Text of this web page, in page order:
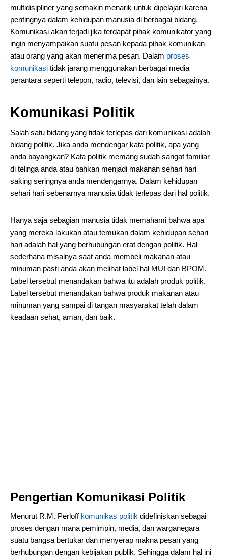
multidisipliner yang semakin menarik untuk dipelajari karena
pentingnya dalam kehidupan manusia di berbagai bidang.
Komunikasi akan terjadi jika terdapat pihak komunikator yang
ingin menyampaikan suatu pesan kepada pihak komunikan
atau orang yang akan menerima pesan. Dalam proses
komunikasi tidak jarang menggunakan berbagai media
perantara seperti telepon, radio, televisi, dan lain sebagainya.
Komunikasi Politik
Salah satu bidang yang tidak terlepas dari komunikasi adalah
bidang politik. Jika anda mendengar kata politik, apa yang
anda bayangkan? Kata politik memang sudah sangat familiar
di telinga anda atau bahkan menjadi makanan sehari hari
saking seringnya anda mendengarnya. Dalam kehidupan
sehari hari sebenarnya manusia tidak terlepas dari hal politik.
Hanya saja sebagian manusia tidak memahami bahwa apa
yang mereka lakukan atau temukan dalam kehidupan sehari –
hari adalah hal yang berhubungan erat dengan politik. Hal
sederhana misalnya saat anda membeli makanan atau
minuman pasti anda akan melihat label hal MUI dan BPOM.
Label tersebut menandakan bahwa itu adalah produk politik.
Label tersebut menandakan bahwa produk makanan atau
minuman yang sampai di tangan masyarakat telah dalam
keadaan sehat, aman, dan baik.
Pengertian Komunikasi Politik
Menurut R.M. Perloff komunikas politik didefiniskan sebagai
proses dengan mana pemimpin, media, dan warganegara
suatu bangsa bertukar dan menyerap makna pesan yang
berhubungan dengan kebijakan publik. Sehingga dalam hal ini